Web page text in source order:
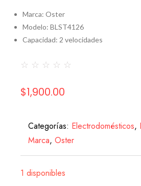
Marca: Oster
Modelo: BLST4126
Capacidad: 2 velocidades
☆ ☆ ☆ ☆ ☆
$1,900.00
Categorías: Electrodomésticos,
Marca, Oster
1 disponibles